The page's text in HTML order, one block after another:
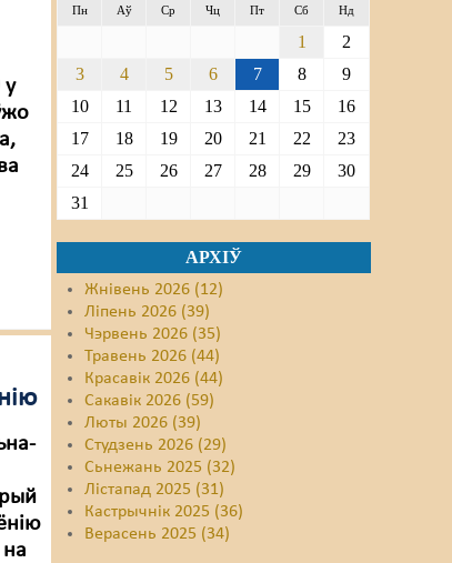
у
Пн Аў Ср Чц Пт Сб Нд
1
2
3
4 5 6 7 8
9
10
11 12 13 14 15
16
17
18 19 20 21 22
23
24
25 26 27 28 29
30
31
АРХІЎ
Жнівень 2026 (12)
Ліпень 2026 (39)
Чэрвень 2026 (35)
Травень 2026 (44)
Красавік 2026 (44)
Сакавік 2026 (59)
Люты 2026 (39)
Студзень 2026 (29)
Сьнежань 2025 (32)
Лістапад 2025 (31)
Кастрычнік 2025 (36)
Верасень 2025 (34)